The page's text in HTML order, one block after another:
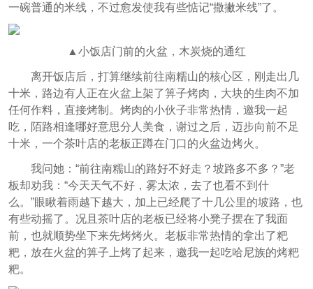
一碗普通的米线，不过愈发使我有些惦记“撒撇米线”了。
▲小饭店门前的火盆，木炭烧的通红
离开饭店后，打算继续前往南糯山的核心区，刚走出几
十米，路边有人正在火盆上架了箅子烤肉，大块的生肉不加
任何作料，直接烤制。烤肉的小伙子非常热情，邀我一起
吃，陌路相逢哪好意思分人美食，谢过之后，迈步向前不足
十米，一个茶叶店的老板正蹲在门口的火盆边烤火。
我问她：“前往南糯山的路好不好走？坡路多不多？”老
板却劝我：“今天天气不好，雾太浓，去了也看不到什
么。”眼瞅着雨越下越大，加上已经爬了十几公里的坡路，也
有些动摇了。况且茶叶店的老板已经将小凳子摆在了我面
前，也就顺势坐下来先烤烤火。老板非常热情的拿出了粑
粑，放在火盆的箅子上烤了起来，邀我一起吃哈尼族的烤粑
粑。